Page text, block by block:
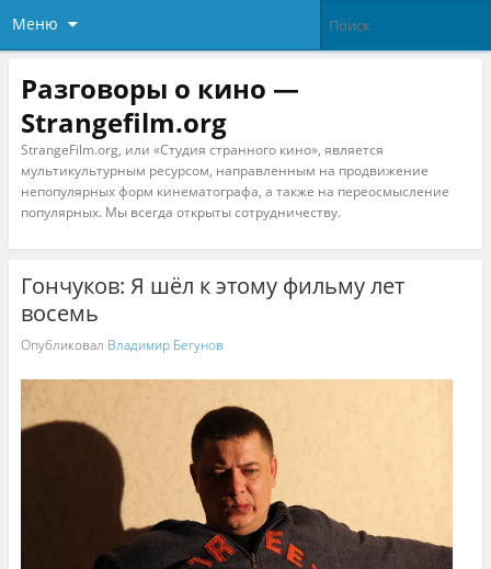
Меню
Разговоры о кино —
Strangefilm.org
StrangeFilm.org, или «Студия странного кино», является
мультикультурным ресурсом, направленным на продвижение
непопулярных форм кинематографа, а также на переосмысление
популярных. Мы всегда открыты сотрудничеству.
Гончуков: Я шёл к этому фильму лет
восемь
Опубликовал Владимир Бегунов